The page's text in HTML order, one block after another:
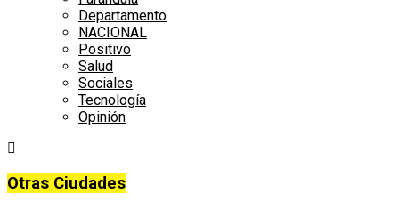
Departamento
NACIONAL
Positivo
Salud
Sociales
Tecnología
Opinión
Otras Ciudades